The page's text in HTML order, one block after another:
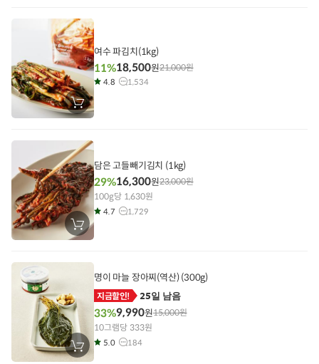
에
담
기
장
바
에
담
기
여수 파김치(1kg)
11%18,500원21,000원
4.8 1,534
장
바
에
담은 고들빼기김치 (1kg)
29%16,300원23,000원
100g당 1,630원
4.7 1,729
장
바
명이 마늘 장아찌(역산) (300g)
지금할인! 25일 남음
33%9,990원15,000원
10그램당 333원
5.0 184